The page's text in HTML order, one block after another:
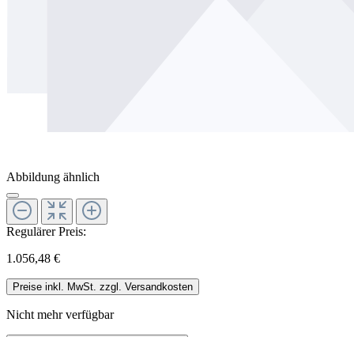
Abbildung ähnlich
Regulärer Preis:
1.056,48 €
Preise inkl. MwSt. zzgl. Versandkosten
Nicht mehr verfügbar